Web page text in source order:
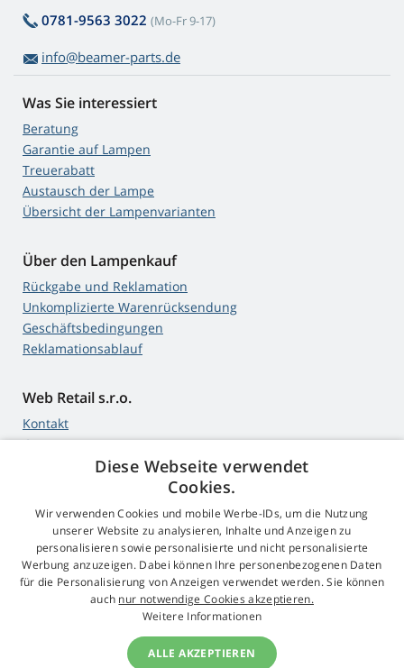
0781-9563 3022 (Mo-Fr 9-17)
info@beamer-parts.de
Was Sie interessiert
Beratung
Garantie auf Lampen
Treuerabatt
Austausch der Lampe
Übersicht der Lampenvarianten
Über den Lampenkauf
Rückgabe und Reklamation
Unkomplizierte Warenrücksendung
Geschäftsbedingungen
Reklamationsablauf
Web Retail s.r.o.
Kontakt
GDPR
4,9Sterne
545 Bewertungen Google
© 2009 - 2026 Beamer-Parts.de
Diese Webseite verwendet
Cookies.
Wir verwenden Cookies und mobile Werbe-IDs, um die Nutzung
unserer Website zu analysieren, Inhalte und Anzeigen zu
personalisieren sowie personalisierte und nicht personalisierte
Werbung anzuzeigen. Dabei können Ihre personenbezogenen Daten
für die Personalisierung von Anzeigen verwendet werden. Sie können
auch nur notwendige Cookies akzeptieren.
Weitere Informationen
ALLE AKZEPTIEREN